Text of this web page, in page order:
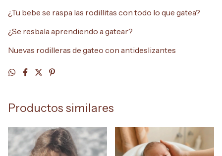
¿Tu bebe se raspa las rodillitas con todo lo que gatea?
¿Se resbala aprendiendo a gatear?
Nuevas rodilleras de gateo con antideslizantes
Productos similares